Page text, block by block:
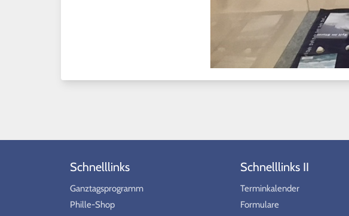
Schnelllinks
Ganztagsprogramm
Phille-Shop
Schnelllinks II
Terminkalender
Formulare